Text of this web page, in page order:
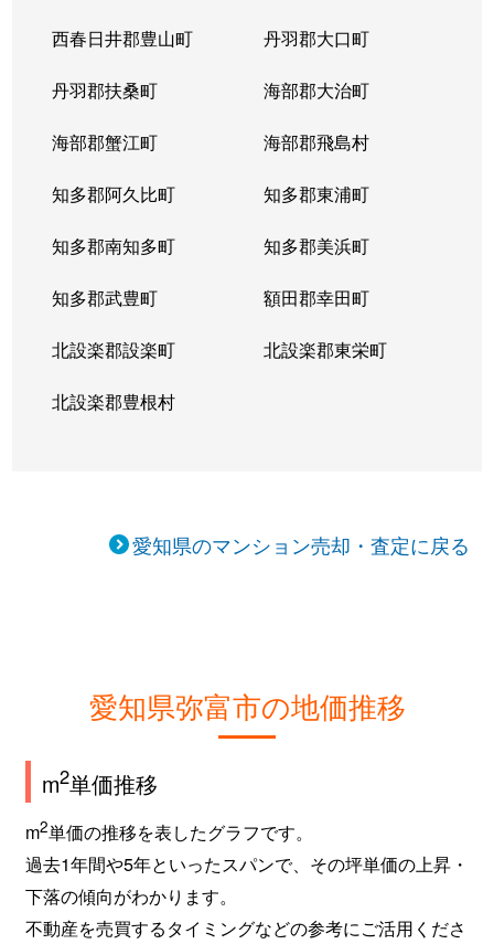
西春日井郡豊山町 丹羽郡大口町
丹羽郡扶桑町 海部郡大治町
海部郡蟹江町 海部郡飛島村
知多郡阿久比町 知多郡東浦町
知多郡南知多町 知多郡美浜町
知多郡武豊町 額田郡幸田町
北設楽郡設楽町 北設楽郡東栄町
北設楽郡豊根村
愛知県のマンション売却・査定に戻る
愛知県弥富市の地価推移
m2単価推移
m2単価の推移を表したグラフです。
過去1年間や5年といったスパンで、その坪単価の上昇・
下落の傾向がわかります。
不動産を売買するタイミングなどの参考にご活用くださ